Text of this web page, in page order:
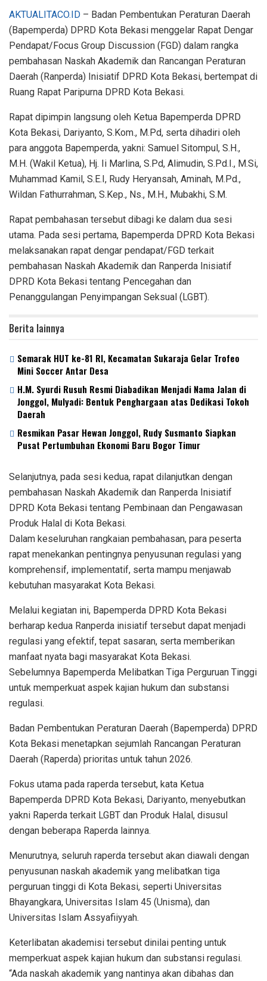
AKTUALITACO.ID – Badan Pembentukan Peraturan Daerah
(Bapemperda) DPRD Kota Bekasi menggelar Rapat Dengar
Pendapat/Focus Group Discussion (FGD) dalam rangka
pembahasan Naskah Akademik dan Rancangan Peraturan
Daerah (Ranperda) Inisiatif DPRD Kota Bekasi, bertempat di
Ruang Rapat Paripurna DPRD Kota Bekasi.
Rapat dipimpin langsung oleh Ketua Bapemperda DPRD
Kota Bekasi, Dariyanto, S.Kom., M.Pd, serta dihadiri oleh
para anggota Bapemperda, yakni: Samuel Sitompul, S.H.,
M.H. (Wakil Ketua), Hj. Ii Marlina, S.Pd, Alimudin, S.Pd.I., M.Si,
Muhammad Kamil, S.E.I, Rudy Heryansah, Aminah, M.Pd.,
Wildan Fathurrahman, S.Kep., Ns., M.H., Mubakhi, S.M.
Rapat pembahasan tersebut dibagi ke dalam dua sesi
utama. Pada sesi pertama, Bapemperda DPRD Kota Bekasi
melaksanakan rapat dengar pendapat/FGD terkait
pembahasan Naskah Akademik dan Ranperda Inisiatif
DPRD Kota Bekasi tentang Pencegahan dan
Penanggulangan Penyimpangan Seksual (LGBT).
Berita lainnya
Semarak HUT ke-81 RI, Kecamatan Sukaraja Gelar Trofeo
Mini Soccer Antar Desa
H.M. Syurdi Rusuh Resmi Diabadikan Menjadi Nama Jalan di
Jonggol, Mulyadi: Bentuk Penghargaan atas Dedikasi Tokoh
Daerah
Resmikan Pasar Hewan Jonggol, Rudy Susmanto Siapkan
Pusat Pertumbuhan Ekonomi Baru Bogor Timur
Selanjutnya, pada sesi kedua, rapat dilanjutkan dengan
pembahasan Naskah Akademik dan Ranperda Inisiatif
DPRD Kota Bekasi tentang Pembinaan dan Pengawasan
Produk Halal di Kota Bekasi.
Dalam keseluruhan rangkaian pembahasan, para peserta
rapat menekankan pentingnya penyusunan regulasi yang
komprehensif, implementatif, serta mampu menjawab
kebutuhan masyarakat Kota Bekasi.
Melalui kegiatan ini, Bapemperda DPRD Kota Bekasi
berharap kedua Ranperda inisiatif tersebut dapat menjadi
regulasi yang efektif, tepat sasaran, serta memberikan
manfaat nyata bagi masyarakat Kota Bekasi.
Sebelumnya Bapemperda Melibatkan Tiga Perguruan Tinggi
untuk memperkuat aspek kajian hukum dan substansi
regulasi.
Badan Pembentukan Peraturan Daerah (Bapemperda) DPRD
Kota Bekasi menetapkan sejumlah Rancangan Peraturan
Daerah (Raperda) prioritas untuk tahun 2026.
Fokus utama pada raperda tersebut, kata Ketua
Bapemperda DPRD Kota Bekasi, Dariyanto, menyebutkan
yakni Raperda terkait LGBT dan Produk Halal, disusul
dengan beberapa Raperda lainnya.
Menurutnya, seluruh raperda tersebut akan diawali dengan
penyusunan naskah akademik yang melibatkan tiga
perguruan tinggi di Kota Bekasi, seperti Universitas
Bhayangkara, Universitas Islam 45 (Unisma), dan
Universitas Islam Assyafiiyyah.
Keterlibatan akademisi tersebut dinilai penting untuk
memperkuat aspek kajian hukum dan substansi regulasi.
“Ada naskah akademik yang nantinya akan dibahas dan